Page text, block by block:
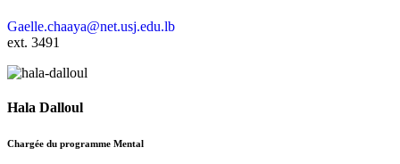
Gaelle.chaaya@net.usj.edu.lb
ext. 3491
Hala Dalloul
Chargée du programme Mental